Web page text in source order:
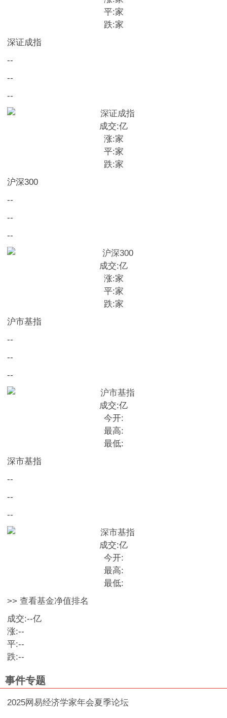
平:家
跌:家
深证成指
--
--
--
成交:亿
涨:家
平:家
跌:家
沪深300
--
--
--
成交:亿
涨:家
平:家
跌:家
沪市基指
--
--
--
成交:亿
今开:
最高:
最低:
深市基指
--
--
--
成交:亿
今开:
最高:
最低:
>> 查看基金净值排名
成交:--亿
涨:--
平:--
跌:--
事件专题
2025网易经济学家年会夏季论坛